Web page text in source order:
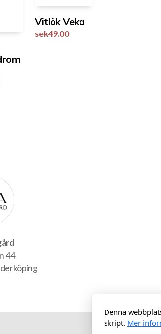
Vitlök Veka
sek49.00
44
Denna
skript. Mer